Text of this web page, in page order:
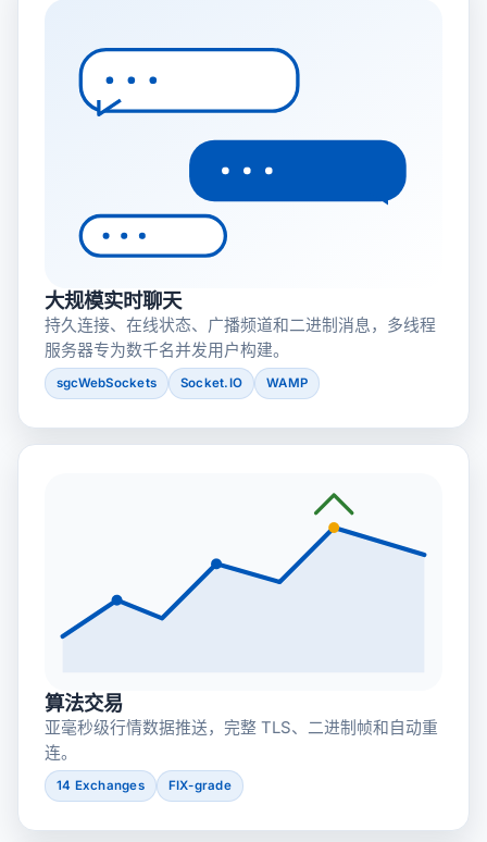
大规模实时聊天
持久连接、在线状态、广播频道和二进制消息，多线程
服务器专为数千名并发用户构建。
sgcWebSockets Socket.IO WAMP
算法交易
亚毫秒级行情数据推送，完整 TLS、二进制帧和自动重
连。
14 Exchanges FIX-grade